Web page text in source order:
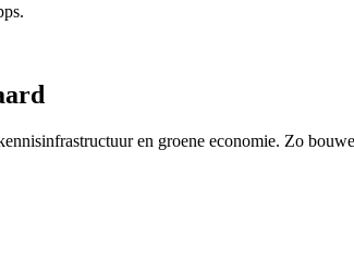
en groene economie. Zo